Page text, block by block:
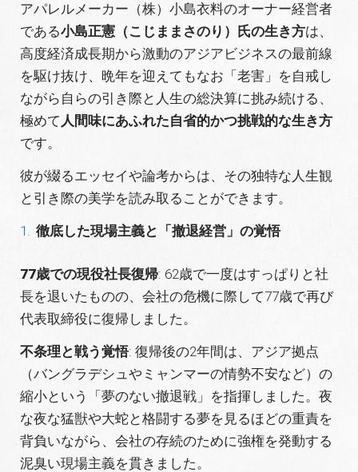
アパレルメーカー（株）小島衣料のオーナー経営者
である小島正憲（こじままさのり）氏の生き方は、
高度経済成長期から激動のアジアビジネスの最前線
を駆け抜け、晩年を迎えてもなお「老害」を自戒し
ながら自らの引き際と人生の総決算に挑み続ける、
極めて 人間味にあふれた自省的かつ挑戦的な生き方
です。
彼が綴るエッセイや論考からは、その独特な人生観
と引き際の美学を読み取ることができます。
徹底した現場主義と「撤退経営」の覚悟
77歳での現役社長復帰: 62歳で一度はすっぱりと社
長を退いたものの、会社の危機に際して77歳で再び
代表取締役に復帰しました。
不条理と戦う覚悟: 復帰後の2年間は、アジア拠点
（バングラデシュやミャンマーの情勢不安など）の
縮小という「夢のない撤退戦」を指揮しました。夜
な夜な猛獣や大蛇と格闘する夢を見るほどの重責を
背負いながら、会社の存続のために強権を発動する
泥臭い現場主義を貫きました。